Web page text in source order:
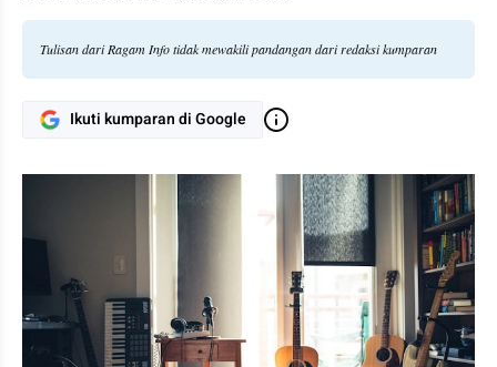
Tulisan dari Ragam Info tidak mewakili pandangan dari redaksi kumparan
Ikuti kumparan di Google